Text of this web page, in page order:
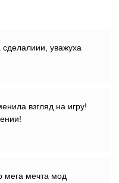
сделалиии, уважуха
взгляд на игру!
мега мечта мод